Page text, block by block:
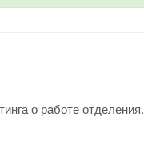
о работе отделения.